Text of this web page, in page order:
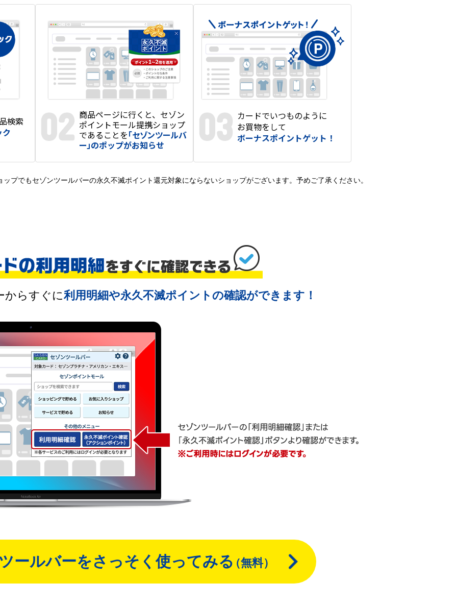
検索
商品ページに行くと、 セゾン
ポイントモール提携ショップ
であることを「セゾンツールバ
ー」のポップがお知らせ
カードでいつものように
お買物をして
ボーナスポイントゲット！
プでもセゾンツールバーの永久不滅ポイント還元対象にならないショップがございます。予めご了承ください。
からすぐに利用明細や永久不滅ポイントの確認ができます！
ールバーをさっそく使ってみる（無料）